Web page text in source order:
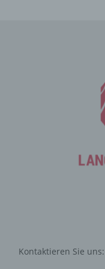
Kontaktieren Sie uns:
gespeichert.
Browsertypen und
System verwendete
Internetseite, von
unsere
die
(5) das Datum und
Internetseite, (6)
Adresse), (7) der